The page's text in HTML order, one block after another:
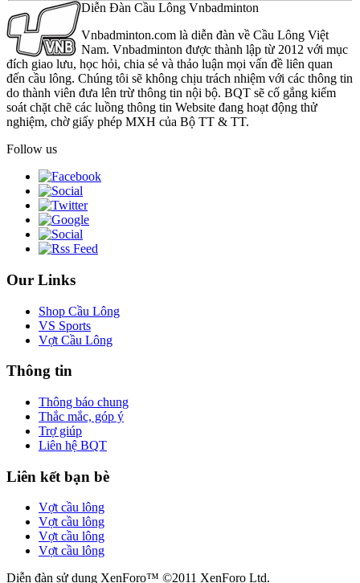
Diễn Đàn Cầu Lông Vnbadminton
Vnbadminton.com là diễn đàn về Cầu Lông Việt
Nam. Vnbadminton được thành lập từ 2012 với mục
đích giao lưu, học hỏi, chia sẻ và thảo luận mọi vấn đề liên quan
đến cầu lông. Chúng tôi sẽ không chịu trách nhiệm với các thông tin
do thành viên đưa lên trừ thông tin nội bộ. BQT sẽ cố gắng kiểm
soát chặt chẽ các luồng thông tin Website đang hoạt động thử
nghiệm, chờ giấy phép MXH của Bộ TT & TT.
Follow us
Our Links
Shop Cầu Lông
VS Sports
Vợt Cầu Lông
Thông tin
Thông báo chung
Thắc mắc, góp ý
Trợ giúp
Liên hệ BQT
Liên kết bạn bè
Vợt cầu lông
Vợt cầu lông
Vợt cầu lông
Vợt cầu lông
Diễn đàn sử dụng XenForo™ ©2011 XenForo Ltd.